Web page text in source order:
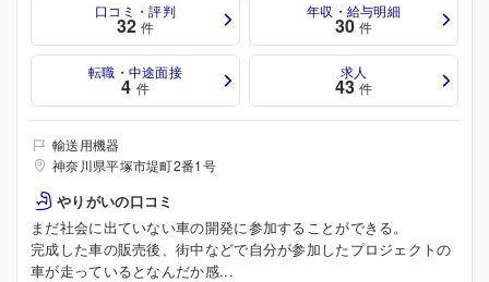
口コミ・評判
32 件
年収・給与明細
30 件
転職・中途面接
4 件
求人
43 件
輸送用機器
神奈川県平塚市堤町2番1号
やりがいの口コミ
まだ社会に出ていない車の開発に参加することができる。
完成した車の販売後、街中などで自分が参加したプロジェクトの
車が走っているとなんだか感...